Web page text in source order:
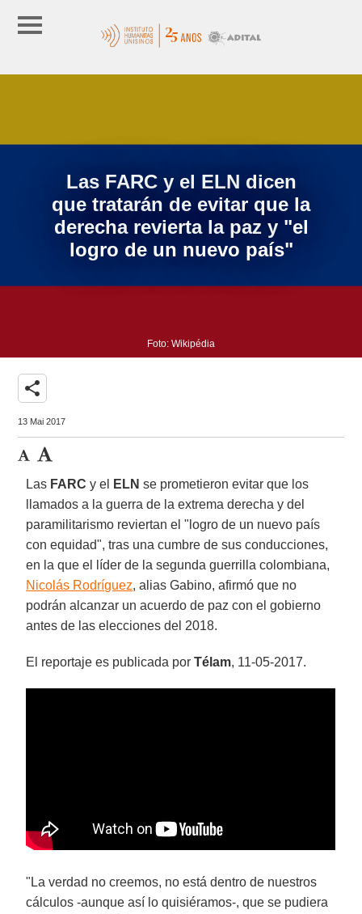
Las FARC y el ELN dicen
que tratarán de evitar que la
derecha revierta la paz y "el
logro de un nuevo país"
Foto: Wikipédia
share
13 Mai 2017
Las FARC y el ELN se prometieron evitar que los
llamados a la guerra de la extrema derecha y del
paramilitarismo reviertan el "logro de un nuevo país
con equidad", tras una cumbre de sus conducciones,
en la que el líder de la segunda guerrilla colombiana,
Nicolás Rodríguez, alias Gabino, afirmó que no
podrán alcanzar un acuerdo de paz con el gobierno
antes de las elecciones del 2018.
El reportaje es publicada porTélam, 11-05-2017.
"La verdad no creemos, no está dentro de nuestros
cálculos -aunque así lo quisiéramos-, que se pudiera